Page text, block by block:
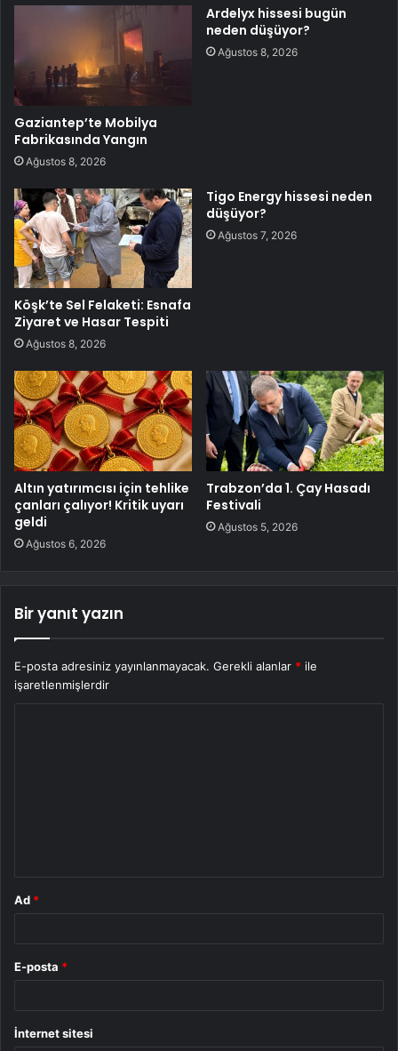
Gaziantep’te Mobilya
Fabrikasında Yangın
Ağustos 8, 2026
Ardelyx hissesi bugün
neden düşüyor?
Ağustos 8, 2026
Köşk’te Sel Felaketi: Esnafa
Ziyaret ve Hasar Tespiti
Ağustos 8, 2026
Tigo Energy hissesi neden
düşüyor?
Ağustos 7, 2026
Altın yatırımcısı için tehlike
çanları çalıyor! Kritik uyarı
geldi
Ağustos 6, 2026
Trabzon’da 1. Çay Hasadı
Festivali
Ağustos 5, 2026
Bir yanıt yazın
E-posta adresiniz yayınlanmayacak. Gerekli alanlar * ile
işaretlenmişlerdir
Ad *
E-posta *
İnternet sitesi